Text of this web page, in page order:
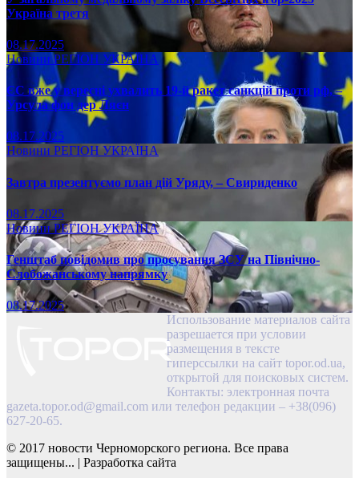
Україна третя
08.17.2025
НовиниРЕГІОН УКРАЇНА
ЄС вже у вересні ухвалить 19-й ракет санкцій проти рф, –
Урсула фон дер Ляєн
08.17.2025
Новини РЕГІОН УКРАЇНА
Завтра презентуємо план дій Уряду, – Свириденко
08.17.2025
НовиниРЕГІОНУКРАЇНА
Генштаб повідомив про просування ЗСУ на Північно-
Слобожанському напрямку
08.17.2025
Использование материалов сайта
разрешается при условии
размещения в тексте
гиперссылки на сайт topor.od.ua,
открытой для поисковых систем.
Контакты: электронная почта
gazeta.topor.od@gmail.com или телефон редакции – +38(096)
627-20-65.
© 2017 новости Черноморского региона. Все права
защищены...
Разработка сайта